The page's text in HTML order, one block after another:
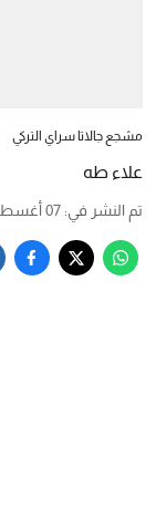
مشجع جالاتا سراي التركي
علاء طه
تم النشر في: 07 أغسطس 2026, 7:05 مساءً